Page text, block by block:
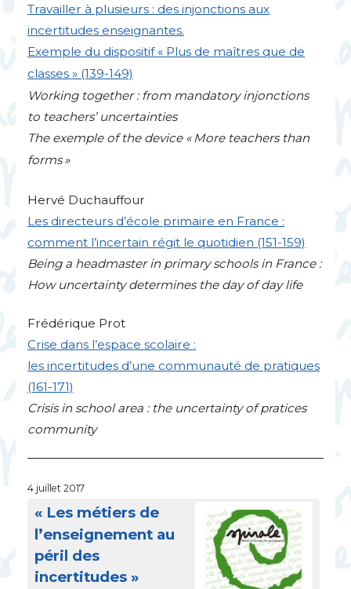
Travailler à plusieurs : des injonctions aux
incertitudes enseignantes.
Exemple du dispositif « Plus de maîtres que de
classes » (139-149)
Working together : from mandatory injonctions
to teachers’ uncertainties
The exemple of the device « More teachers than
forms »
Hervé Duchauffour
Les directeurs d’école primaire en France :
comment l’incertain régit le quotidien (151-159)
Being a headmaster in primary schools in France :
How uncertainty determines the day of day life
Frédérique Prot
Crise dans l’espace scolaire :
les incertitudes d’une communauté de pratiques
(161-171)
Crisis in school area : the uncertainty of pratices
community
4 juillet 2017
« Les métiers de
l’enseignement au
péril des
incertitudes »